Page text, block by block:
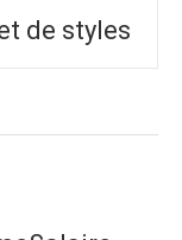
de styles